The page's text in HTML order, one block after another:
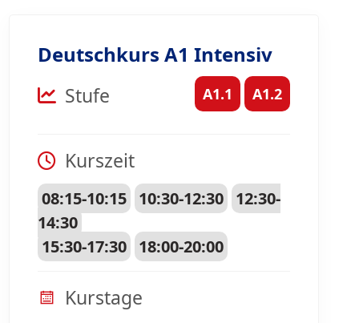
Deutschkurs A1 Intensiv
Stufe A1.1 A1.2
Kurszeit
08:15-10:15 10:30-12:30
12:30-
14:30
15:30-17:30
18:00-20:00
Kurstage